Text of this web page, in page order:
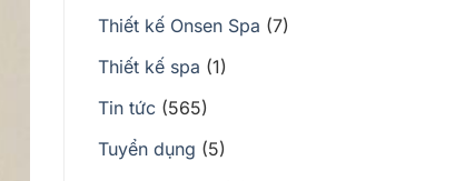
Thiết kế Onsen Spa (7)
Thiết kế spa (1)
Tin tức (565)
Tuyển dụng (5)